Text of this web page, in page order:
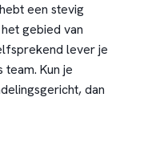
een stevig
gebied van
lever je
Kun je
dan